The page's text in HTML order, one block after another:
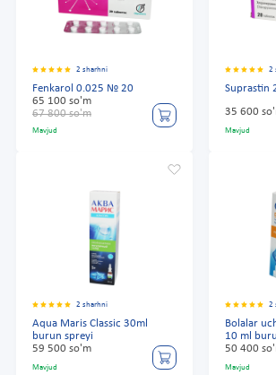
2 sharhni
Fenkarol 0.025 № 20
65 100 so'm
67 800 so'm
Mavjud
2
Suprastin
35 600
Mavjud
2 sharhni
Aqua Maris Classic 30ml
burun spreyi
59 500 so'm
Mavjud
2
Bolalar
10 ml
50 400
Mavjud